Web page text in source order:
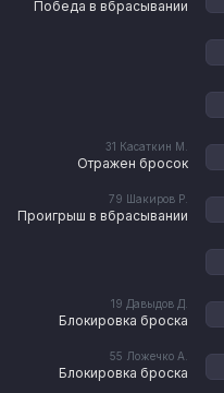
Победа в вбрасывании
31 Касаткин М.
Отражен бросок
79 Шакиров Р.
Проигрыш в вбрасывании
19 Давыдов Д.
Блокировка броска
55 Ложечко А.
Блокировка броска